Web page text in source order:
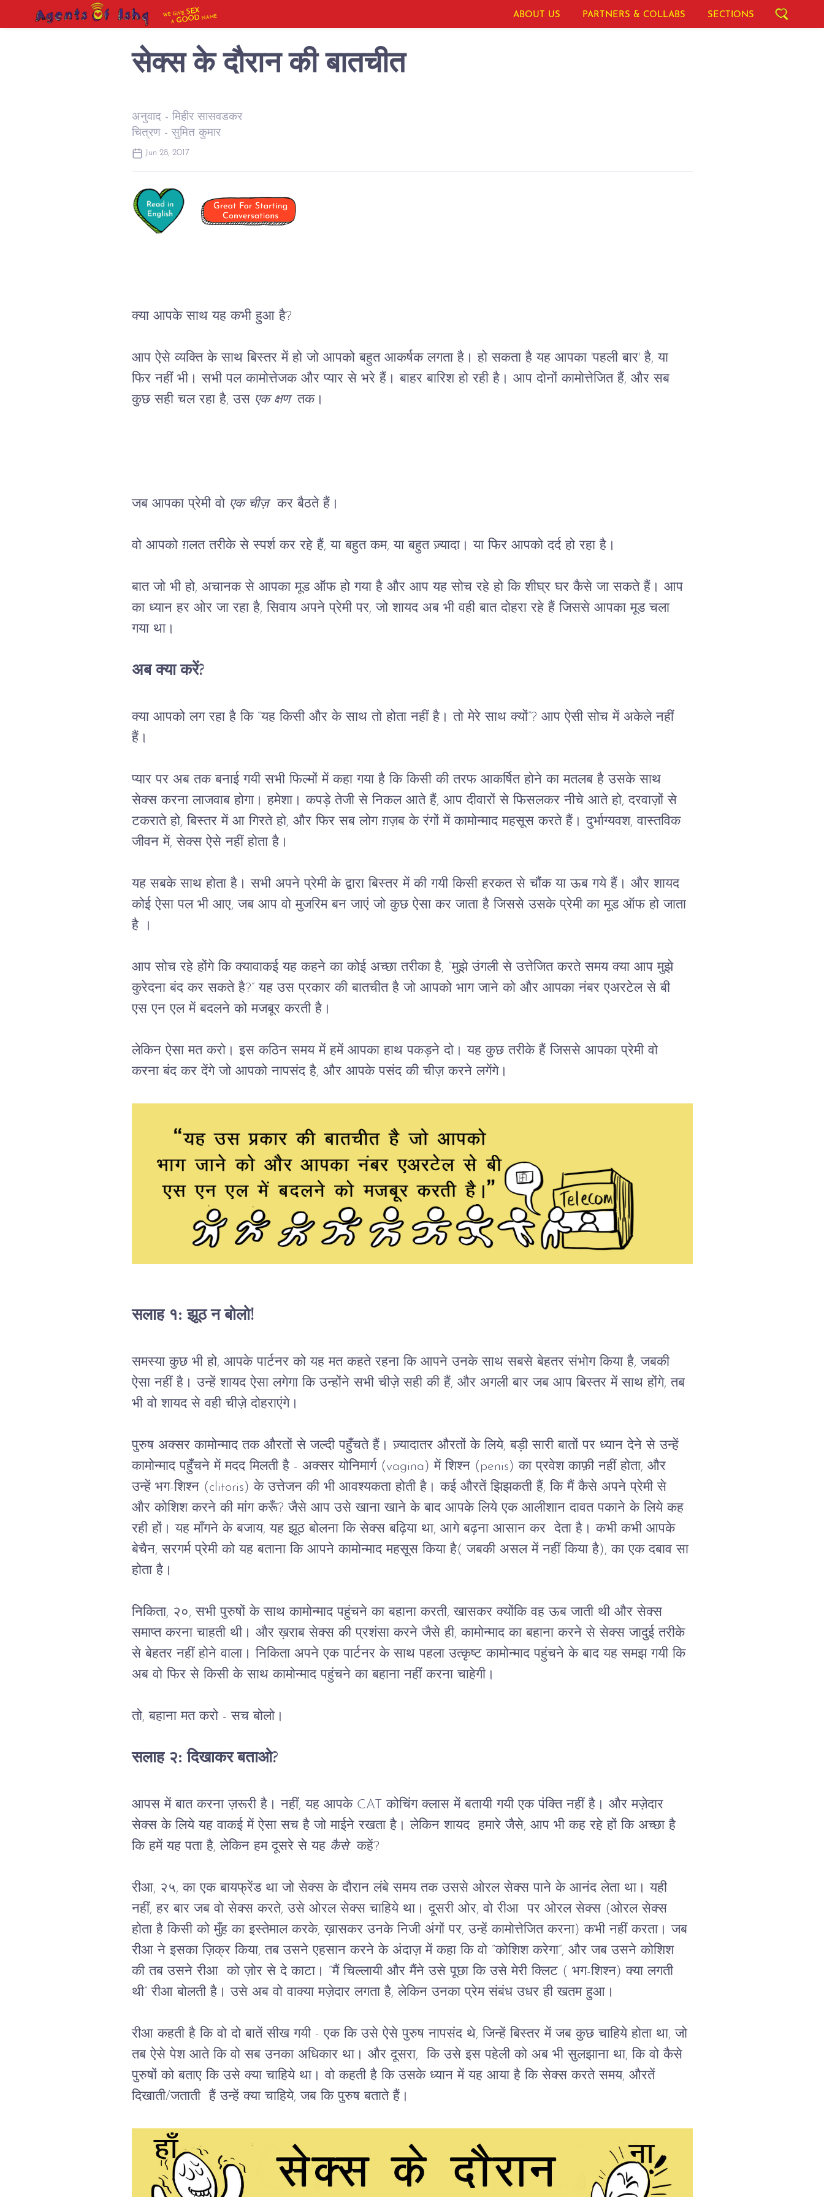
WE GIVESEX
AGOOD NAME ABOUT US PARTNERS & COLLABS SECTIONS
सेक्स के दौरान की बातचीत
अनुवाद - मिहीर सासवडकर
चित्रण - सुमित कुमार
Jun 28, 2017
क्या आपके साथ यह कभी हुआ है?
आप ऐसे व्यक्ति के साथ बिस्तर में हो जो आपको बहुत आकर्षक लगता है। हो सकता है यह आपका 'पहली बार' है, या
फिर नहीं भी। सभी पल कामोत्तेजक और प्यार से भरे हैं। बाहर बारिश हो रही है। आप दोनों कामोत्तेजित हैं, और सब
कुछ सही चल रहा है, उस एक क्षण तक।
जब आपका प्रेमी वो एक चीज़ कर बैठते हैं।
वो आपको ग़लत तरीके से स्पर्श कर रहे हैं, या बहुत कम, या बहुत ज़्यादा। या फिर आपको दर्द हो रहा है।
बात जो भी हो, अचानक से आपका मूड ऑफ हो गया है और आप यह सोच रहे हो कि शीघ्र घर कैसे जा सकते हैं। आप
का ध्यान हर ओर जा रहा है, सिवाय अपने प्रेमी पर, जो शायद अब भी वही बात दोहरा रहे हैं जिससे आपका मूड चला
गया था।
अब क्या करें?
क्या आपको लग रहा है कि “यह किसी और के साथ तो होता नहीं है। तो मेरे साथ क्यों”? आप ऐसी सोच में अकेले नहीं
हैं।
प्यार पर अब तक बनाई गयी सभी फिल्मों में कहा गया है कि किसी की तरफ आकर्षित होने का मतलब है उसके साथ
सेक्स करना लाजवाब होगा। हमेशा। कपड़े तेजी से निकल आते हैं, आप दीवारों से फिसलकर नीचे आते हो, दरवाज़ों से
टकराते हो, बिस्तर में आ गिरते हो, और फिर सब लोग ग़ज़ब के रंगों में कामोन्माद महसूस करते हैं। दुर्भाग्यवश, वास्तविक
जीवन में, सेक्स ऐसे नहीं होता है।
यह सबके साथ होता है। सभी अपने प्रेमी के द्वारा बिस्तर में की गयी किसी हरकत से चौंक या ऊब गये हैं। और शायद
कोई ऐसा पल भी आए, जब आप वो मुजरिम बन जाएं जो कुछ ऐसा कर जाता है जिससे उसके प्रेमी का मूड ऑफ हो जाता
है ।
आप सोच रहे होंगे कि क्यावाकई यह कहने का कोई अच्छा तरीका है, “मुझे उंगली से उत्तेजित करते समय क्या आप मुझे
कुरेदना बंद कर सकते है?” यह उस प्रकार की बातचीत है जो आपको भाग जाने को और आपका नंबर एअरटेल से बी
एस एन एल में बदलने को मजबूर करती है।
लेकिन ऐसा मत करो। इस कठिन समय में हमें आपका हाथ पकड़ने दो। यह कुछ तरीके हैं जिससे आपका प्रेमी वो
करना बंद कर देंगे जो आपको नापसंद है, और आपके पसंद की चीज़ करने लगेंगे।
सलाह १: झूठ न बोलो!
समस्या कुछ भी हो, आपके पार्टनर को यह मत कहते रहना कि आपने उनके साथ सबसे बेहतर संभोग किया है, जबकी
ऐसा नहीं है। उन्हें शायद ऐसा लगेगा कि उन्होंने सभी चीज़े सही की हैं, और अगली बार जब आप बिस्तर में साथ होंगे, तब
भी वो शायद से वही चीज़े दोहराएंगे।
पुरुष अक्सर कामोन्माद तक औरतों से जल्दी पहुँचते हैं। ज़्यादातर औरतों के लिये, बड़ी सारी बातों पर ध्यान देने से उन्हें
कामोन्माद पहुँचने में मदद मिलती है - अक्सर योनिमार्ग (vagina) में शिश्न (penis) का प्रवेश काफ़ी नहीं होता, और
उन्हें भग-शिश्न (clitoris) के उत्तेजन की भी आवश्यकता होती है। कई औरतें झिझकती हैं, कि मैं कैसे अपने प्रेमी से
और कोशिश करने की मांग करूँ? जैसे आप उसे खाना खाने के बाद आपके लिये एक आलीशान दावत पकाने के लिये कह
रही हों। यह माँगने के बजाय, यह झूठ बोलना कि सेक्स बढ़िया था, आगे बढ़ना आसान कर  देता है। कभी कभी आपके
बेचैन, सरगर्म प्रेमी को यह बताना कि आपने कामोन्माद महसूस किया है( जबकी असल में नहीं किया है), का एक दबाव सा
होता है।
निकिता, २०, सभी पुरुषों के साथ कामोन्माद पहुंचने का बहाना करती, खासकर क्योंकि वह ऊब जाती थी और सेक्स
समाप्त करना चाहती थी। और ख़राब सेक्स की प्रशंसा करने जैसे ही, कामोन्माद का बहाना करने से सेक्स जादुई तरीके
से बेहतर नहीं होने वाला। निकिता अपने एक पार्टनर के साथ पहला उत्कृष्ट कामोन्माद पहुंचने के बाद यह समझ गयी कि
अब वो फिर से किसी के साथ कामोन्माद पहुंचने का बहाना नहीं करना चाहेगी।
तो, बहाना मत करो - सच बोलो।
सलाह २: दिखाकर बताओ?
आपस में बात करना ज़रूरी है। नहीं, यह आपके CAT कोचिंग क्लास में बतायी गयी एक पंक्ति नहीं है। और मज़ेदार
सेक्स के लिये यह वाकई में ऐसा सच है जो माईने रखता है। लेकिन शायद  हमारे जैसे, आप भी कह रहे हों कि अच्छा है
कि हमें यह पता है, लेकिन हम दूसरे से यह कैसे कहें?
रीआ, २५, का एक बायफ्रेंड था जो सेक्स के दौरान लंबे समय तक उससे ओरल सेक्स पाने के आनंद लेता था। यही
नहीं, हर बार जब वो सेक्स करते, उसे ओरल सेक्स चाहिये था। दूसरी ओर, वो रीआ  पर ओरल सेक्स (ओरल सेक्स
होता है किसी को मुँह का इस्तेमाल करके, ख़ासकर उनके निजी अंगों पर, उन्हें कामोत्तेजित करना) कभी नहीं करता। जब
रीआ ने इसका ज़िक्र किया, तब उसने एहसान करने के अंदाज़ में कहा कि वो “कोशिश करेगा”, और जब उसने कोशिश
की तब उसने रीआ  को ज़ोर से दे काटा। “मैं चिल्लायी और मैंने उसे पूछा कि उसे मेरी क्लिट ( भग-शिश्न) क्या लगती
थी” रीआ बोलती है। उसे अब वो वाक्या मज़ेदार लगता है, लेकिन उनका प्रेम संबंध उधर ही खतम हुआ।
रीआ कहती है कि वो दो बातें सीख गयी - एक कि उसे ऐसे पुरुष नापसंद थे, जिन्हें बिस्तर में जब कुछ चाहिये होता था, जो
तब ऐसे पेश आते कि वो सब उनका अधिकार था। और दूसरा,  कि उसे इस पहेली को अब भी सुलझाना था, कि वो कैसे
पुरुषों को बताए कि उसे क्या चाहिये था। वो कहती है कि उसके ध्यान में यह आया है कि सेक्स करते समय, औरतें
दिखाती/जताती  हैं उन्हें क्या चाहिये, जब कि पुरुष बताते हैं।